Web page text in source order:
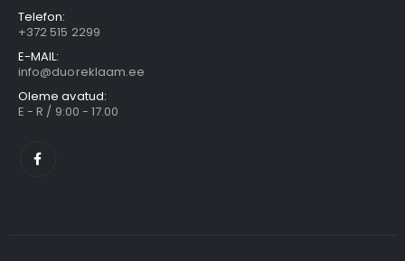
Telefon:
+372 515 2299
E-MAIL:
info@duoreklaam.ee
Oleme avatud:
E - R / 9:00 - 17.00